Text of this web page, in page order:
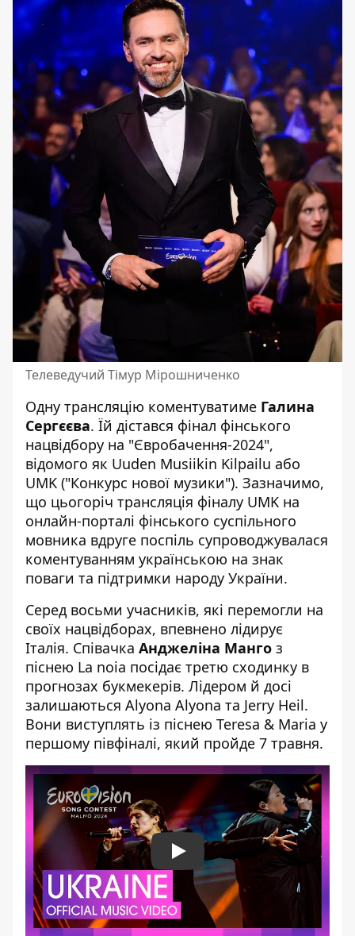
Телеведучий Тімур Мірошниченко
Одну трансляцію коментуватиме Галина
Сергєєва. Їй дістався фінал фінського
нацвідбору на "Євробачення-2024",
відомого як Uuden Musiikin Kilpailu або
UMK ("Конкурс нової музики"). Зазначимо,
що цьогоріч трансляція фіналу UMK на
онлайн-порталі фінського суспільного
мовника вдруге поспіль супроводжувалася
коментуванням українською на знак
поваги та підтримки народу України.
Серед восьми учасників, які перемогли на
своїх нацвідборах, впевнено лідирує
Італія. Співачка Анджеліна Манго з
піснею La noia посідає третю сходинку в
прогнозах букмекерів. Лідером й досі
залишаються Alyona Alyona та Jerry Heil.
Вони виступлять із піснею Teresa & Maria у
першому півфіналі, який пройде 7 травня.
Play